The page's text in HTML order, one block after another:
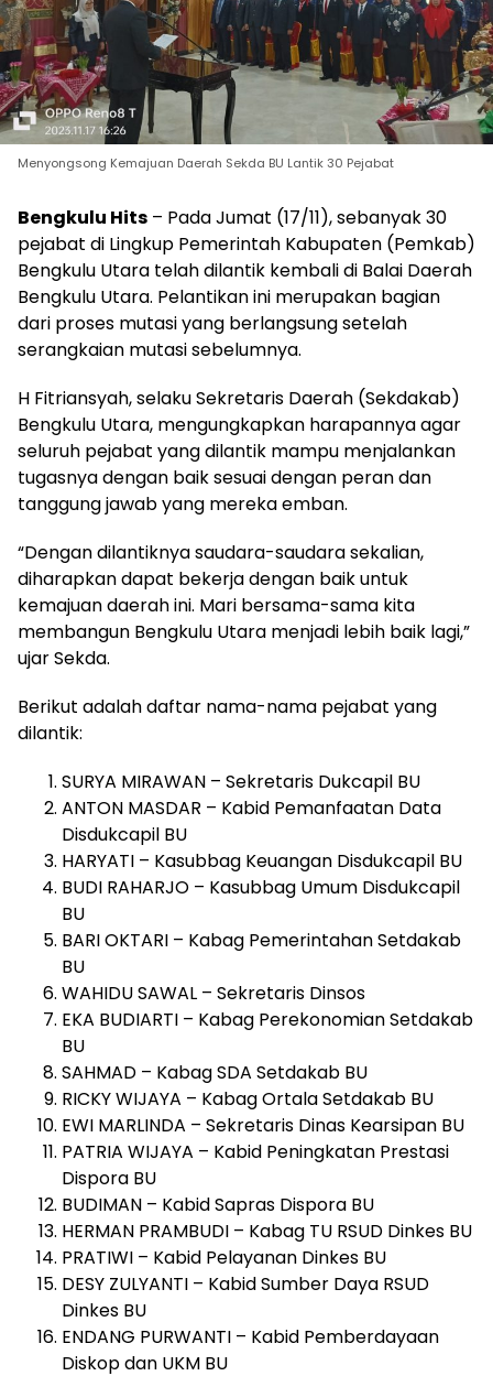
Menyongsong Kemajuan Daerah Sekda BU Lantik 30 Pejabat
Bengkulu Hits – Pada Jumat (17/11), sebanyak 30
pejabat di Lingkup Pemerintah Kabupaten (Pemkab)
Bengkulu Utara telah dilantik kembali di Balai Daerah
Bengkulu Utara. Pelantikan ini merupakan bagian
dari proses mutasi yang berlangsung setelah
serangkaian mutasi sebelumnya.
H Fitriansyah, selaku Sekretaris Daerah (Sekdakab)
Bengkulu Utara, mengungkapkan harapannya agar
seluruh pejabat yang dilantik mampu menjalankan
tugasnya dengan baik sesuai dengan peran dan
tanggung jawab yang mereka emban.
“Dengan dilantiknya saudara-saudara sekalian,
diharapkan dapat bekerja dengan baik untuk
kemajuan daerah ini. Mari bersama-sama kita
membangun Bengkulu Utara menjadi lebih baik lagi,”
ujar Sekda.
Berikut adalah daftar nama-nama pejabat yang
dilantik:
SURYA MIRAWAN – Sekretaris Dukcapil BU
ANTON MASDAR – Kabid Pemanfaatan Data
Disdukcapil BU
HARYATI – Kasubbag Keuangan Disdukcapil BU
BUDI RAHARJO – Kasubbag Umum Disdukcapil
BU
BARI OKTARI – Kabag Pemerintahan Setdakab
BU
WAHIDU SAWAL – Sekretaris Dinsos
EKA BUDIARTI – Kabag Perekonomian Setdakab
BU
SAHMAD – Kabag SDA Setdakab BU
RICKY WIJAYA – Kabag Ortala Setdakab BU
EWI MARLINDA – Sekretaris Dinas Kearsipan BU
PATRIA WIJAYA – Kabid Peningkatan Prestasi
Dispora BU
BUDIMAN – Kabid Sapras Dispora BU
HERMAN PRAMBUDI – Kabag TU RSUD Dinkes BU
PRATIWI – Kabid Pelayanan Dinkes BU
DESY ZULYANTI – Kabid Sumber Daya RSUD
Dinkes BU
ENDANG PURWANTI – Kabid Pemberdayaan
Diskop dan UKM BU